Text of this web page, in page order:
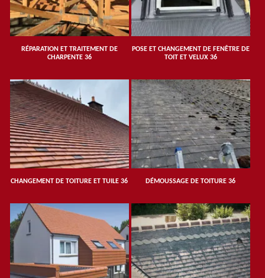
RÉPARATION ET TRAITEMENT DE
CHARPENTE 36
POSE ET CHANGEMENT DE FENÊTRE DE
TOIT ET VELUX 36
CHANGEMENT DE TOITURE ET TUILE 36 DÉMOUSSAGE DE TOITURE 36